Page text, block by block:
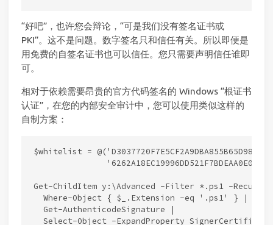
“好吧”，也许您会辩论，“可是我们没有签名证书或
PKI”。这不是问题。数字签名只和信任有关。所以即便是
用免费的自签名证书也可以信任。您只需要声明信任谁即
可。
相对于依赖需要昂贵的官方代码签名的 Windows “根证书
认证”，在您的内部安全审计中，您可以使用类似这样的
自制方案：
$whitelist =
Get-ChildItem y:\Advanced -Filter *.ps1 -Recurse
  Where-Object { $_.Extension -eq '.ps1' } |
  Get-AuthenticodeSignature |
Select-Object -ExpandProperty